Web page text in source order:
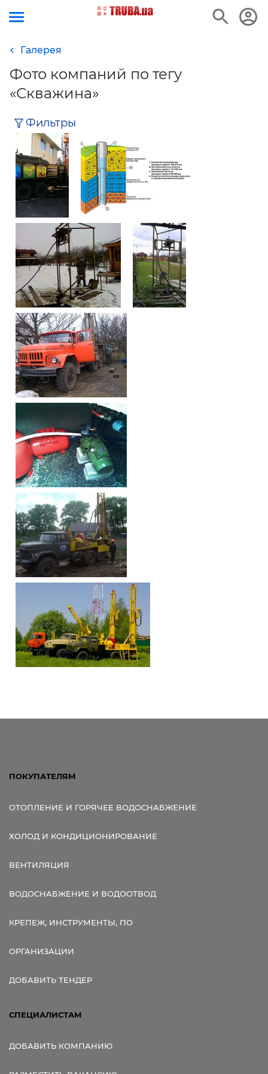
Галерея
Фото компаний по тегу
«Скважина»
Фильтры
ПОКУПАТЕЛЯМ
ОТОПЛЕНИЕ И ГОРЯЧЕЕ ВОДОСНАБЖЕНИЕ
ХОЛОД И КОНДИЦИОНИРОВАНИЕ
ВЕНТИЛЯЦИЯ
ВОДОСНАБЖЕНИЕ И ВОДООТВОД
КРЕПЕЖ, ИНСТРУМЕНТЫ, ПО
ОРГАНИЗАЦИИ
ДОБАВИТЬ ТЕНДЕР
СПЕЦИАЛИСТАМ
ДОБАВИТЬ КОМПАНИЮ